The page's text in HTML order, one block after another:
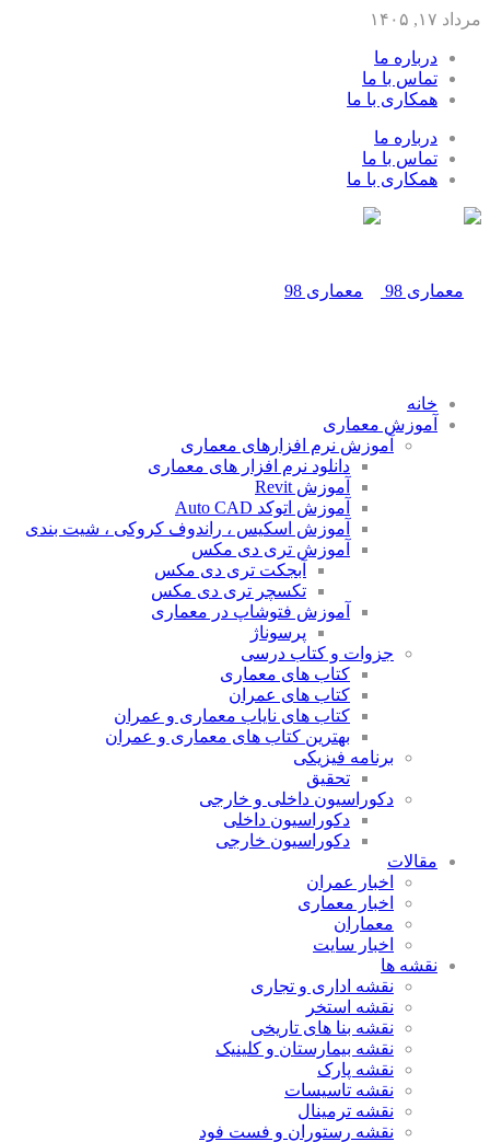
مرداد ۱۷, ۱۴۰۵
درباره ما
تماس با ما
همکاری با ما
درباره ما
تماس با ما
همکاری با ما
خانه
آموزش معماری
آموزش نرم افزارهای معماری
دانلود نرم افزار های معماری
آموزش Revit
آموزش اتوکد Auto CAD
آموزش اسکیس ، راندوف کروکی ، شیت بندی
آموزش تری دی مکس
آبجکت تری دی مکس
تکسچر تری دی مکس
آموزش فتوشاپ در معماری
پرسوناژ
جزوات و کتاب درسی
کتاب های معماری
کتاب های عمران
کتاب های نایاب معماری و عمران
بهترین کتاب های معماری و عمران
برنامه فیزیکی
تحقیق
دکوراسیون داخلی و خارجی
دکوراسیون داخلی
دکوراسیون خارجی
مقالات
اخبار عمران
اخبار معماری
معماران
اخبار سایت
نقشه ها
نقشه اداری و تجاری
نقشه استخر
نقشه بنا های تاریخی
نقشه بیمارستان و کلینیک
نقشه پارک
نقشه تاسیسات
نقشه ترمینال
نقشه رستوران و فست فود